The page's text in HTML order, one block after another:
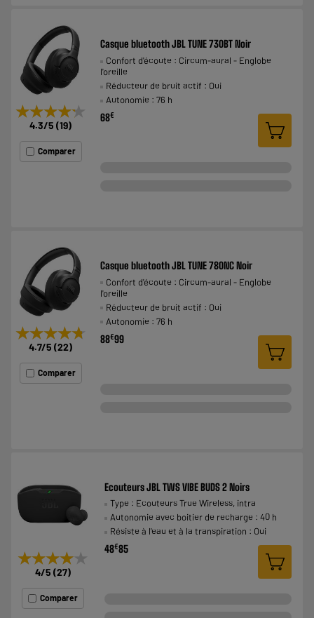
★★★★★
★★★★★
4.3/5 (19)
Comparer
Casque bluetooth JBL TUNE 730BT Noir
Confort d'écoute : Circum-aural - Englobe
l'oreille
Réducteur de bruit actif : Oui
Autonomie : 76 h
68€
★★★★★
★★★★★
4.7/5 (22)
Comparer
Casque bluetooth JBL TUNE 780NC Noir
Confort d'écoute : Circum-aural - Englobe
l'oreille
Réducteur de bruit actif : Oui
Autonomie : 76 h
88€99
★★★★★
★★★★★
4/5 (27)
Comparer
Ecouteurs JBL TWS VIBE BUDS 2 Noirs
Type : Ecouteurs True Wireless, intra
Autonomie avec boitier de recharge : 40 h
Résiste à l'eau et à la transpiration : Oui
48€85